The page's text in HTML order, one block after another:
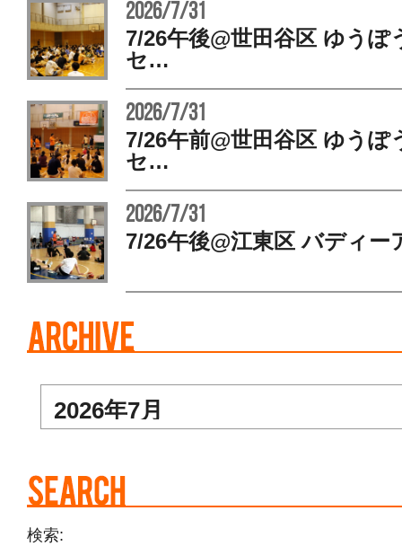
2026/7/31
7/26午後@世田谷区 ゆうぽ
セ…
2026/7/31
7/26午前@世田谷区 ゆうぽ
セ…
2026/7/31
7/26午後@江東区 バディ
検索: